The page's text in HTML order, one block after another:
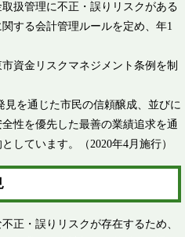
扱管理に不正・誤りリスクがある
する会計管理ルールを定め、年1
資金リスクマネジメント条例を制
を通じた市民の信頼醸成、並びに
性を優先した最善の業績追求を通
しています。（2020年4月施行）​
正・誤りリスクが存在するため、